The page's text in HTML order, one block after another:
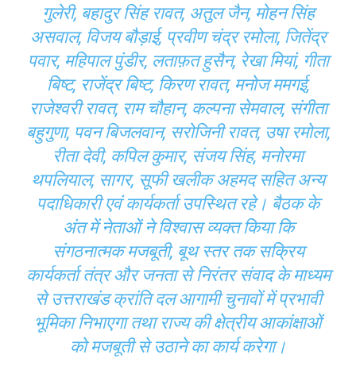
गुलेरी, बहादुर सिंह रावत, अतुल जैन, मोहन सिंह
असवाल, विजय बौड़ाई, प्रवीण चंद्र रमोला, जितेंद्र
पवार, महिपाल पुंडीर, लताफ़त हुसैन, रेखा मियां, गीता
बिष्ट, राजेंद्र बिष्ट, किरण रावत, मनोज ममगई,
राजेश्वरी रावत, राम चौहान, कल्पना सेमवाल, संगीता
बहुगुणा, पवन बिजलवान, सरोजिनी रावत, उषा रमोला,
रीता देवी, कपिल कुमार, संजय सिंह, मनोरमा
थपलियाल, सागर, सूफी खलीक अहमद सहित अन्य
पदाधिकारी एवं कार्यकर्ता उपस्थित रहे। बैठक के
अंत में नेताओं ने विश्वास व्यक्त किया कि
संगठनात्मक मजबूती, बूथ स्तर तक सक्रिय
कार्यकर्ता तंत्र और जनता से निरंतर संवाद के माध्यम
से उत्तराखंड क्रांति दल आगामी चुनावों में प्रभावी
भूमिका निभाएगा तथा राज्य की क्षेत्रीय आकांक्षाओं
को मजबूती से उठाने का कार्य करेगा।